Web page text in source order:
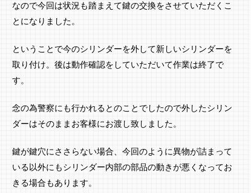
なので今回は状況も踏まえて鍵の交換をさせていただくこ
とになりました。
ということで今のシリンダーを外して新しいシリンダーを
取り付け。後は動作確認をしていただいて作業は終了で
す。
念の為警察にも行かれるとのことでしたので外したシリン
ダーはそのままお客様にお渡し致しました。
鍵が鍵穴にささらない場合、今回のように異物が詰まって
いる以外にもシリンダー内部の部品の動きが悪くなってお
きる場合もあります。